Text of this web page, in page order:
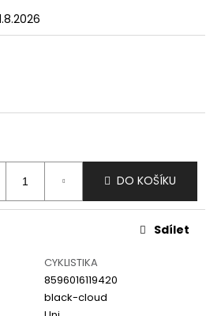
DO KOŠÍKU
CYKLISTIKA
8596016119420
black-cloud
Sdílet